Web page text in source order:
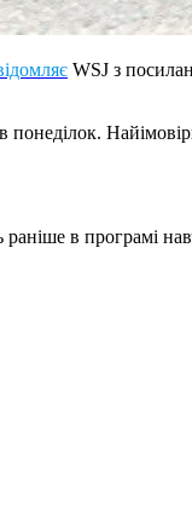
WSJ з
в програмі